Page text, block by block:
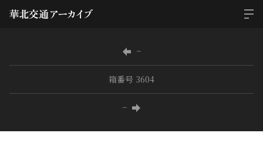
−
箱番号 3604
−